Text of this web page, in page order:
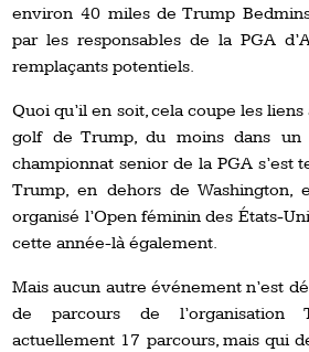
environ 40 miles de Trump
par les responsables de la PGA
remplaçants potentiels.
Quoi qu’il en soit, cela coupe les
golf de Trump, du moins dans un
championnat senior de la PGA s’est
Trump, en dehors de Washington,
organisé l’Open féminin des États-
cette année-là également.
Mais aucun autre événement n’est
de parcours de l’organisation
actuellement 17 parcours, mais qui